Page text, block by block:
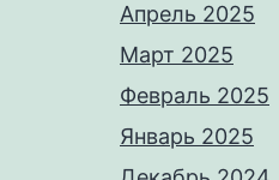
Апрель 2025
Март 2025
Февраль 2025
Январь 2025